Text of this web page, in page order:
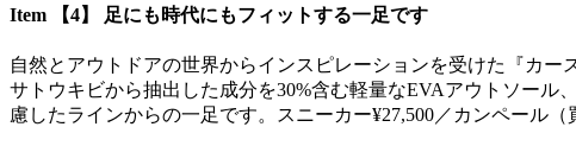
Item 【4】 足にも時代にもフィットする一足です
自然とアウトドアの世界からインスピレーションを受けた『カ
サトウキビから抽出した成分を30%含む軽量なEVAアウトソー
慮したラインからの一足です。スニーカー¥27,500／カンペール（